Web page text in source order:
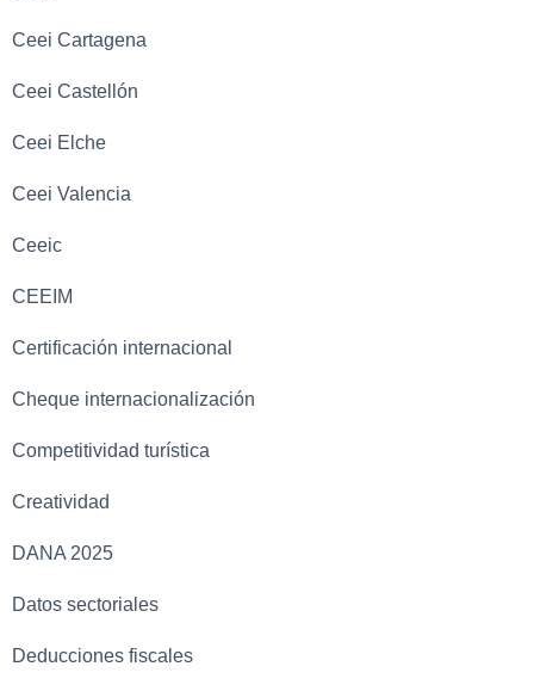
Ceei Cartagena
Ceei Castellón
Ceei Elche
Ceei Valencia
Ceeic
CEEIM
Certificación internacional
Cheque internacionalización
Competitividad turística
Creatividad
DANA 2025
Datos sectoriales
Deducciones fiscales